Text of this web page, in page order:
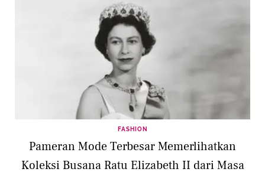
FASHION
Pameran Mode Terbesar Memerlihatkan
Koleksi Busana Ratu Elizabeth II dari Masa